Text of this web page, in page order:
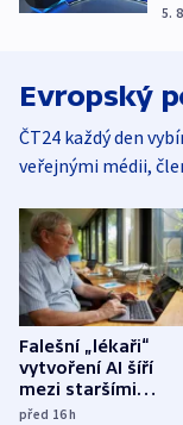
5.
Evropský
ČT24 každý den
veřejnými médii,
Falešní „lékaři“
vytvoření AI šíří
mezi staršími
Poláky nebezpečné
před 16h